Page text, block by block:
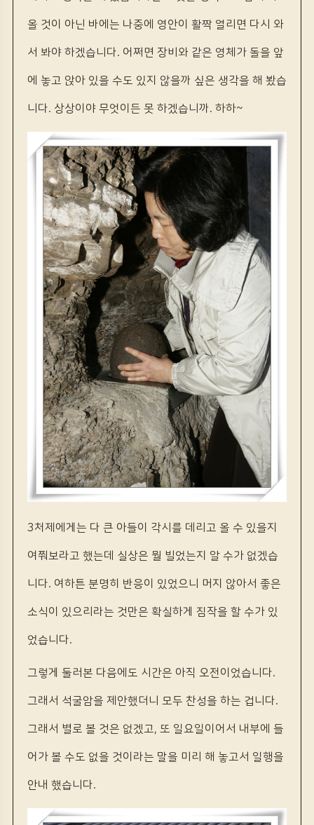
올 것이 아닌 바에는 나중에 영안이 활짝 열리면 다시 와
서 봐야 하겠습니다. 어쩌면 장비와 같은 영체가 돌을 앞
에 놓고 앉아 있을 수도 있지 않을까 싶은 생각을 해 봤습
니다. 상상이야 무엇이든 못 하겠습니까. 하하~
3처제에게는 다 큰 아들이 각시를 데리고 올 수 있을지
여쭤보라고 했는데 실상은 뭘 빌었는지 알 수가 없겠습
니다. 여하튼 분명히 반응이 있었으니 머지 않아서 좋은
소식이 있으리라는 것만은 확실하게 짐작을 할 수가 있
었습니다.
그렇게 둘러본 다음에도 시간은 아직 오전이었습니다.
그래서 석굴암을 제안했더니 모두 찬성을 하는 겁니다.
그래서 별로 볼 것은 없겠고, 또 일요일이어서 내부에 들
어가 볼 수도 없을 것이라는 말을 미리 해 놓고서 일행을
안내 했습니다.